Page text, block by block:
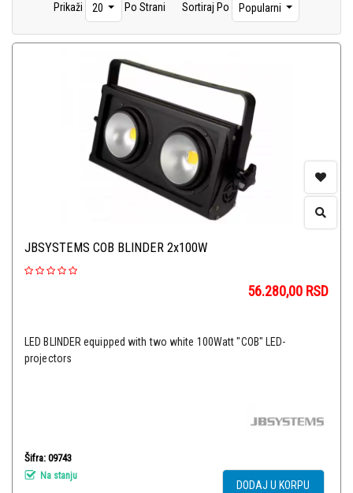
Prikaži 20 Po Strani Sortiraj Po Popularni
JBSYSTEMS COB BLINDER 2x100W
56.280,00 RSD
LED BLINDER equipped with two white 100Watt "COB" LED-
projectors
Šifra: 09743
Na stanju
DODAJ U KORPU